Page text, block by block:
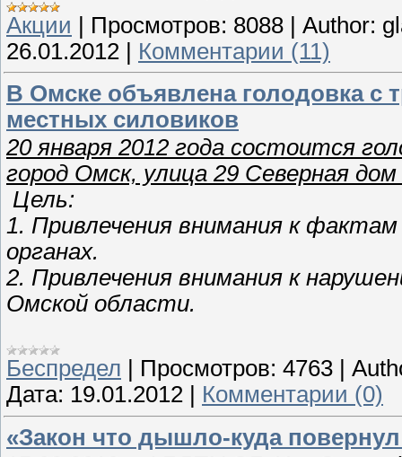
Акции
Просмотров: 8088 Author:
26.01.2012
Комментарии (11)
В Омске объявлена голодовка с
местных силовиков
20 января 2012 года состоится
город Омск, улица 29 Северная дом
Цель:
1. Привлечения внимания к
органах.
2. Привлечения внимания к
Омской области.
Беспредел Просмотров: 4763
Дата: 19.01.2012
Комментарии (0)
«Закон что дышло-куда